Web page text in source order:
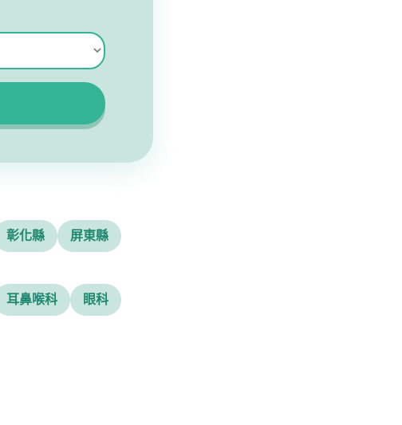
彰化縣
屏東縣
耳鼻喉科 眼科